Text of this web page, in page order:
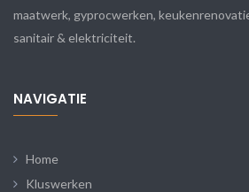
maatwerk, gyprocwerken,
sanitair & elektriciteit.
NAVIGATIE
Home
Kluswerken